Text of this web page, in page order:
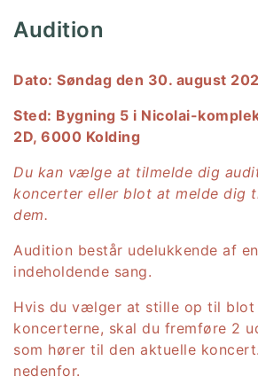
Audition
Dato: Søndag den 30. august
Sted: Bygning 5 i Nicolai-
2D, 6000 Kolding
Du kan vælge at tilmelde dig
koncerter eller blot at melde dig
dem.
Audition består udelukkende af
indeholdende sang.
Hvis du vælger at stille op til blot
koncerterne, skal du fremføre 2
som hører til den aktuelle
nedenfor.